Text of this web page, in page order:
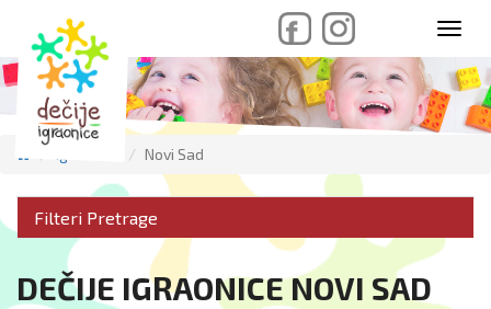
content
Novi Sad
Filteri Pretrage
DEČIJE IGRAONICE NOVI SAD